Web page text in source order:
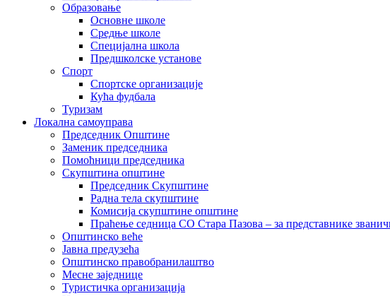
Образовање
Основне школе
Средње школе
Специјална школа
Предшколске установе
Спорт
Спортске организације
Кућа фудбала
Туризам
Локална самоуправа
Председник Општине
Заменик председника
Помоћници председника
Скупштина општине
Председник Скупштине
Радна тела скупштине
Комисија скупштине општине
Праћење седница СО Стара Пазова – за представнике
Општинско веће
Јавна предузећа
Општинско правобранилаштво
Месне заједнице
Туристичка организација